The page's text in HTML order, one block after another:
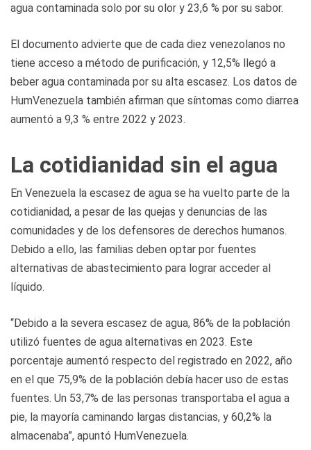
agua contaminada solo por su olor y 23,6 % por su sabor.
El documento advierte que de cada diez venezolanos no
tiene acceso a método de purificación, y 12,5% llegó a
beber agua contaminada por su alta escasez. Los datos de
HumVenezuela también afirman que síntomas como diarrea
aumentó a 9,3 % entre 2022 y 2023.
La cotidianidad sin el agua
En Venezuela la escasez de agua se ha vuelto parte de la
cotidianidad, a pesar de las quejas y denuncias de las
comunidades y de los defensores de derechos humanos.
Debido a ello, las familias deben optar por fuentes
alternativas de abastecimiento para lograr acceder al
líquido.
“Debido a la severa escasez de agua, 86% de la población
utilizó fuentes de agua alternativas en 2023. Este
porcentaje aumentó respecto del registrado en 2022, año
en el que 75,9% de la población debía hacer uso de estas
fuentes. Un 53,7% de las personas transportaba el agua a
pie, la mayoría caminando largas distancias, y 60,2% la
almacenaba”, apuntó HumVenezuela.